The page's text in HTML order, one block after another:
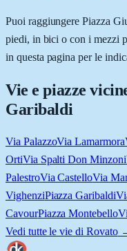
Puoi raggiungere Piazza
piedi, in bici o con i mezzi
in questa pagina per le
Vie e piazze
Garibaldi
Via PalazzoVia Lamarmora
OrtiVia Spalti Don Minzoni
PalestroVia CastelloVia
VighenziPiazza Garibaldi
CavourPiazza Montebello
Vedi tutte le vie di Rovato